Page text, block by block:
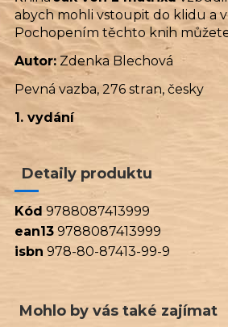
abych mohli vstoupit do klidu a
Pochopením těchto knih
Autor: Zdenka Blechová
Pevná vazba, 276 stran, česky
1. vydání
Detaily produktu
Kód 9788087413999
ean13 9788087413999
isbn 978-80-87413-99-9
Mohlo by vás také zajímat